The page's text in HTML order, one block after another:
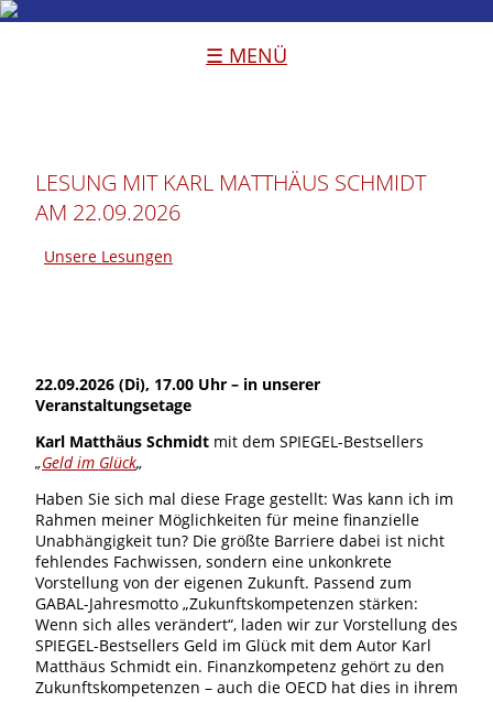
☰ MENÜ
LESUNG MIT KARL MATTHÄUS SCHMIDT
AM 22.09.2026
Unsere Lesungen
22.09.2026 (Di), 17.00 Uhr – in unserer
Veranstaltungsetage
Karl Matthäus Schmidt mit dem SPIEGEL-Bestsellers
„Geld im Glück„
Haben Sie sich mal diese Frage gestellt: Was kann ich im
Rahmen meiner Möglichkeiten für meine finanzielle
Unabhängigkeit tun? Die größte Barriere dabei ist nicht
fehlendes Fachwissen, sondern eine unkonkrete
Vorstellung von der eigenen Zukunft. Passend zum
GABAL-Jahresmotto „Zukunftskompetenzen stärken:
Wenn sich alles verändert“, laden wir zur Vorstellung des
SPIEGEL-Bestsellers Geld im Glück mit dem Autor Karl
Matthäus Schmidt ein. Finanzkompetenz gehört zu den
Zukunftskompetenzen – auch die OECD hat dies in ihrem